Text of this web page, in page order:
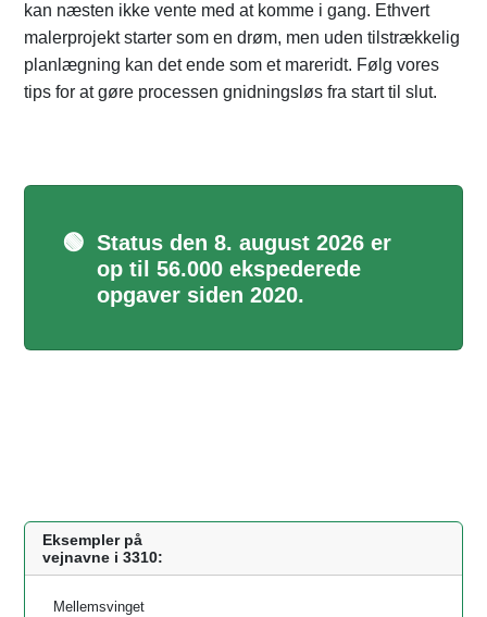
kan næsten ikke vente med at komme i gang. Ethvert
malerprojekt starter som en drøm, men uden tilstrækkelig
planlægning kan det ende som et mareridt. Følg vores
tips for at gøre processen gnidningsløs fra start til slut.
🟢 Status den 8. august 2026 er
op til 56.000 ekspederede
opgaver siden 2020.
Eksempler på
vejnavne i 3310:
Mellemsvinget